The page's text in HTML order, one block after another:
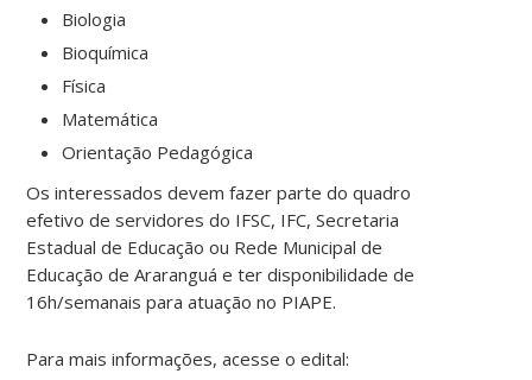
Biologia
Bioquímica
Física
Matemática
Orientação Pedagógica
Os interessados devem fazer parte do quadro
efetivo de servidores do IFSC, IFC, Secretaria
Estadual de Educação ou Rede Municipal de
Educação de Araranguá e ter disponibilidade de
16h/semanais para atuação no PIAPE.
Para mais informações, acesse o edital: